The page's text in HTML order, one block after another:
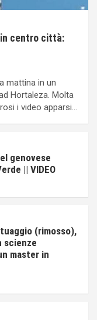
centro città:
mattina in un
Hortaleza. Molta
i video apparsi…
genovese
|| VIDEO
(rimosso),
scienze
master in